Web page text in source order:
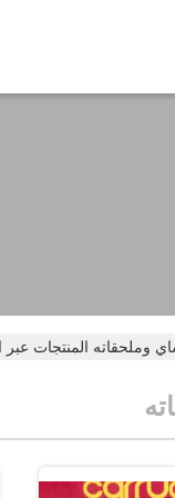
وملحقاته المنتجات عبر